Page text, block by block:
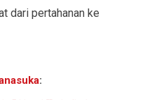
dari pertahanan ke
: